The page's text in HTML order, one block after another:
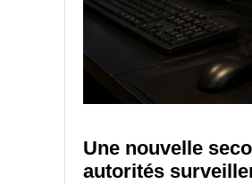
Une nouvelle
autorités